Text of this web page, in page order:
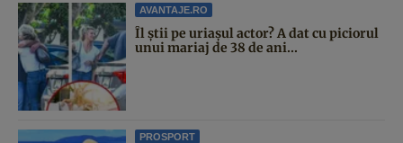
AVANTAJE.RO
Îl știi pe uriașul actor? A dat cu piciorul
unui mariaj de 38 de ani...
PROSPORT